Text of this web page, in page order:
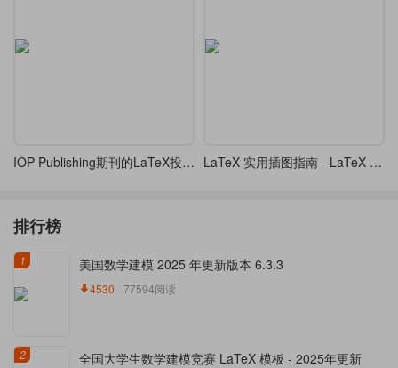
IOP Publishing期刊的LaTeX投稿指南【中译】 LaTeX 实用插图指南 - LaTeX 直播第五篇
排行榜
1 美国数学建模 2025 年更新版本 6.3.3
4530 77594阅读
2 全国大学生数学建模竞赛 LaTeX 模板 - 2025年更新